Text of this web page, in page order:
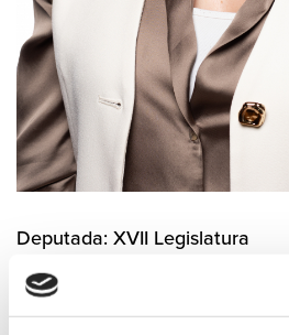
Deputada: XVII Legislatura